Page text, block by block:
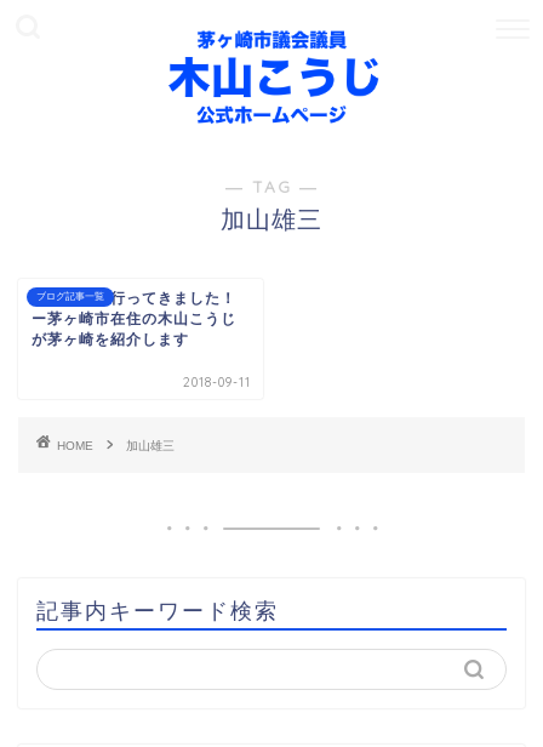
― TAG ―
加山雄三
ブログ記事一覧
雄三通りに行ってきました！
ー茅ヶ崎市在住の木山こうじ
が茅ヶ崎を紹介します
2018-09-11
HOME 加山雄三
記事内キーワード検索